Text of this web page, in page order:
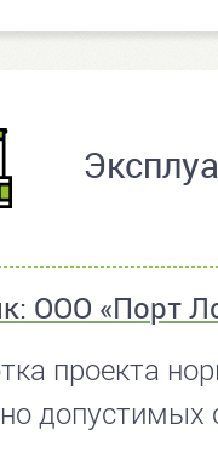
ООО «Порт
проекта
допустимых